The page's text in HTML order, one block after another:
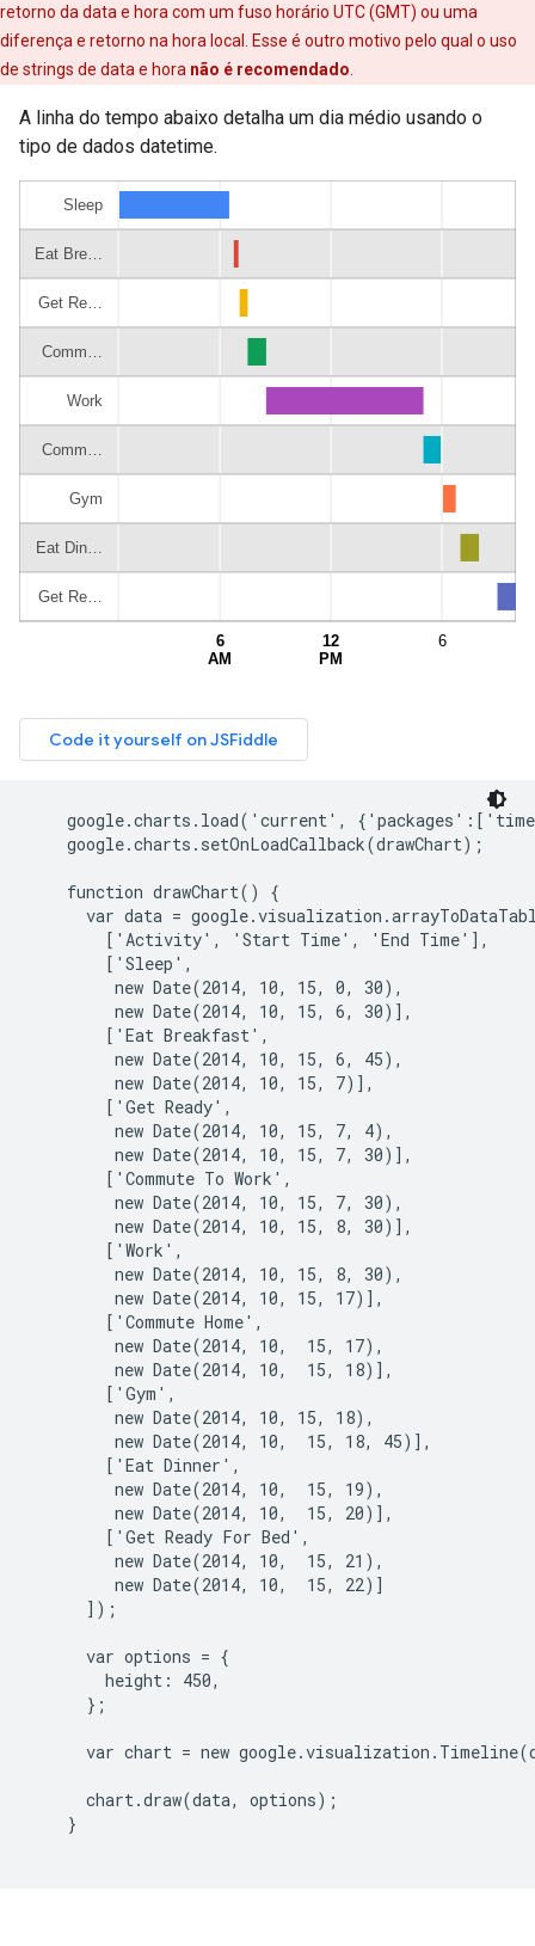
retorno da data e hora com um fuso horário UTC (GMT) ou uma
diferença e retorno na hora local. Esse é outro motivo pelo qual o uso
de strings de data e hora não é recomendado
A linha do tempo abaixo detalha um dia médio usando o
tipo de dados datetime.
google.charts.load('current',
    google.charts.setOnLoadCallback(drawChart);
    function drawChart() {
var data =
        ['Activity', 'Start Time', 'End Time'],
        ['Sleep',
         new Date(2014, 10, 15, 0, 30),
         new Date(2014, 10, 15, 6, 30)],
        ['Eat Breakfast',
         new Date(2014, 10, 15, 6, 45),
         new Date(2014, 10, 15, 7)],
        ['Get Ready',
         new Date(2014, 10, 15, 7, 4),
         new Date(2014, 10, 15, 7, 30)],
        ['Commute To Work',
         new Date(2014, 10, 15, 7, 30),
         new Date(2014, 10, 15, 8, 30)],
        ['Work',
         new Date(2014, 10, 15, 8, 30),
         new Date(2014, 10, 15, 17)],
        ['Commute Home',
         new Date(2014, 10,  15, 17),
         new Date(2014, 10,  15, 18)],
        ['Gym',
         new Date(2014, 10, 15, 18),
         new Date(2014, 10,  15, 18, 45)],
        ['Eat Dinner',
         new Date(2014, 10,  15, 19),
         new Date(2014, 10,  15, 20)],
        ['Get Ready For Bed',
         new Date(2014, 10,  15, 21),
         new Date(2014, 10,  15, 22)]
      ]);
      var options = {
        height: 450,
      };
var chart = new
      chart.draw(data, options);
    }